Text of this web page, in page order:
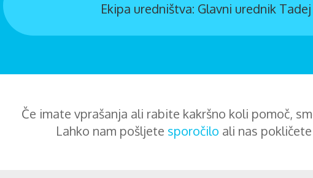
Ekipa uredništva: Glavni urednik
Če imate vprašanja ali rabite kakršno koli pomoč,
Lahko nam pošljete sporočilo ali nas